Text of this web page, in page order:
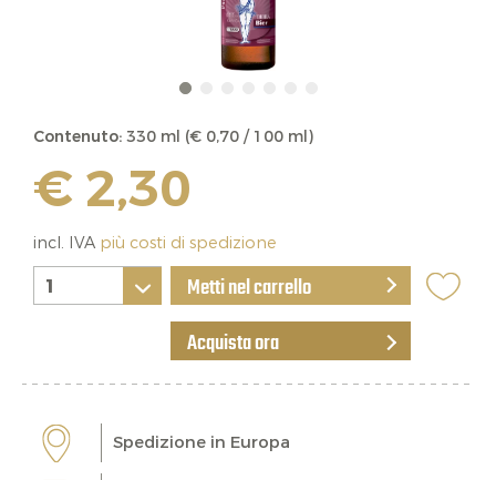
Contenuto: 330 ml (€ 0,70 / 100 ml)
€ 2,30
incl. IVA più costi di spedizione
Metti nel carrello
Acquista ora
Spedizione in Europa